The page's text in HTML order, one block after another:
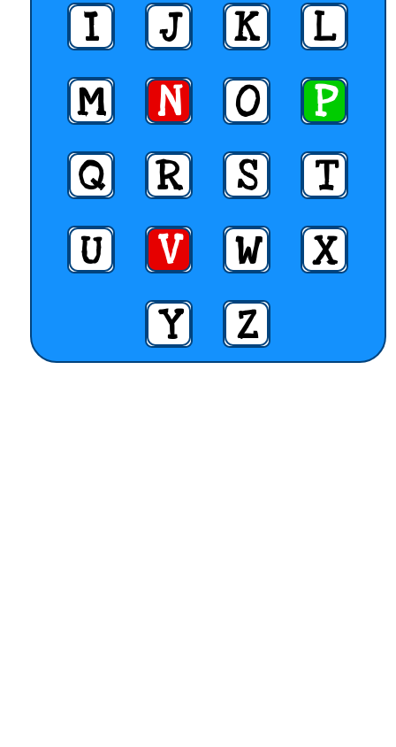
I
J K
L
M
N O
P
Q
R S
T
U
V W
X
Y
Z